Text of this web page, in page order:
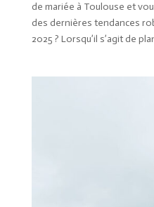
de mariée à Toulouse et
des dernières tendances
2025 ? Lorsqu’il s’agit de